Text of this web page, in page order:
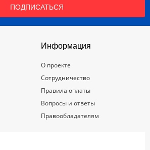
ПОДПИСАТЬСЯ
Информация
О проекте
Сотрудничество
Правила оплаты
Вопросы и ответы
Правообладателям